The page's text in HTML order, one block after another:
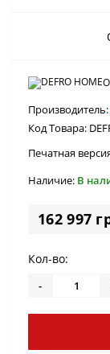
Производитель:
Код Товара:
Печатная
Наличие: В
162 997
Кол-во:
-